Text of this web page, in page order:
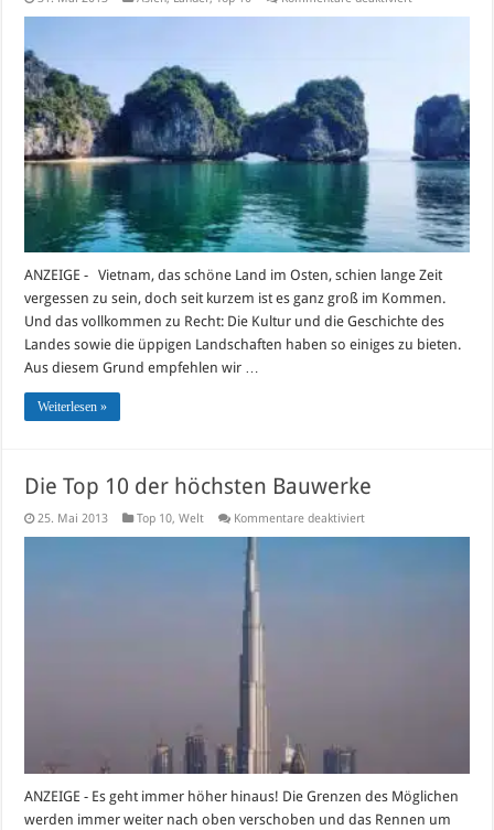
2017
ANZEIGE - Vietnam, das schöne Land im Osten, schien lange Zeit
vergessen zu sein, doch seit kurzem ist es ganz groß im Kommen.
Und das vollkommen zu Recht: Die Kultur und die Geschichte des
Landes sowie die üppigen Landschaften haben so einiges zu bieten.
Aus diesem Grund empfehlen wir …
Weiterlesen »
Die Top 10 der höchsten Bauwerke
25. Mai 2013 Top 10,Welt Kommentare deaktiviertfür
ANZEIGE - Es geht immer höher hinaus! Die Grenzen des Möglichen
werden immer weiter nach oben verschoben und das Rennen um